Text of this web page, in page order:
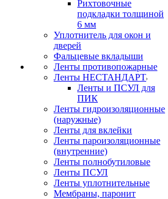
Рихтовочные
подкладки толщиной
6 мм
Уплотнитель для окон и
дверей
Фальцевые вкладыши
Ленты противопожарные
Ленты НЕСТАНДАРТ
Ленты и ПСУЛ для
ПИК
Ленты гидроизоляционные
(наружные)
Ленты для вклейки
Ленты пароизоляционные
(внутренние)
Ленты полнобутиловые
Ленты ПСУЛ
Ленты уплотнительные
Мембраны, паронит